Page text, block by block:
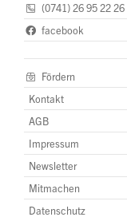
(0741) 26 95 22 26
facebook
Fördern
Kontakt
AGB
Impressum
Newsletter
Mitmachen
Datenschutz